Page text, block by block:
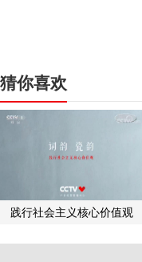
猜你喜欢
践行社会主义核心价值观